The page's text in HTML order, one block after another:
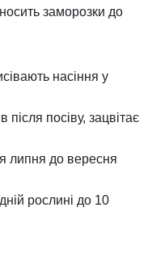
заморозки до
насіння у
посіву, зацвітає
липня до вересня
рослині до 10